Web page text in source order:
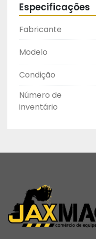
Especificações
Fabricante
Modelo
Condição
Número de
inventário